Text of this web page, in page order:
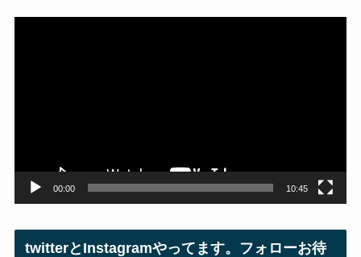
00:00 10:45
twitterとInstagramやってます。フォローお待